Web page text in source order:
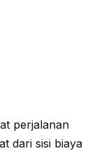
perjalanan
dari sisi biaya